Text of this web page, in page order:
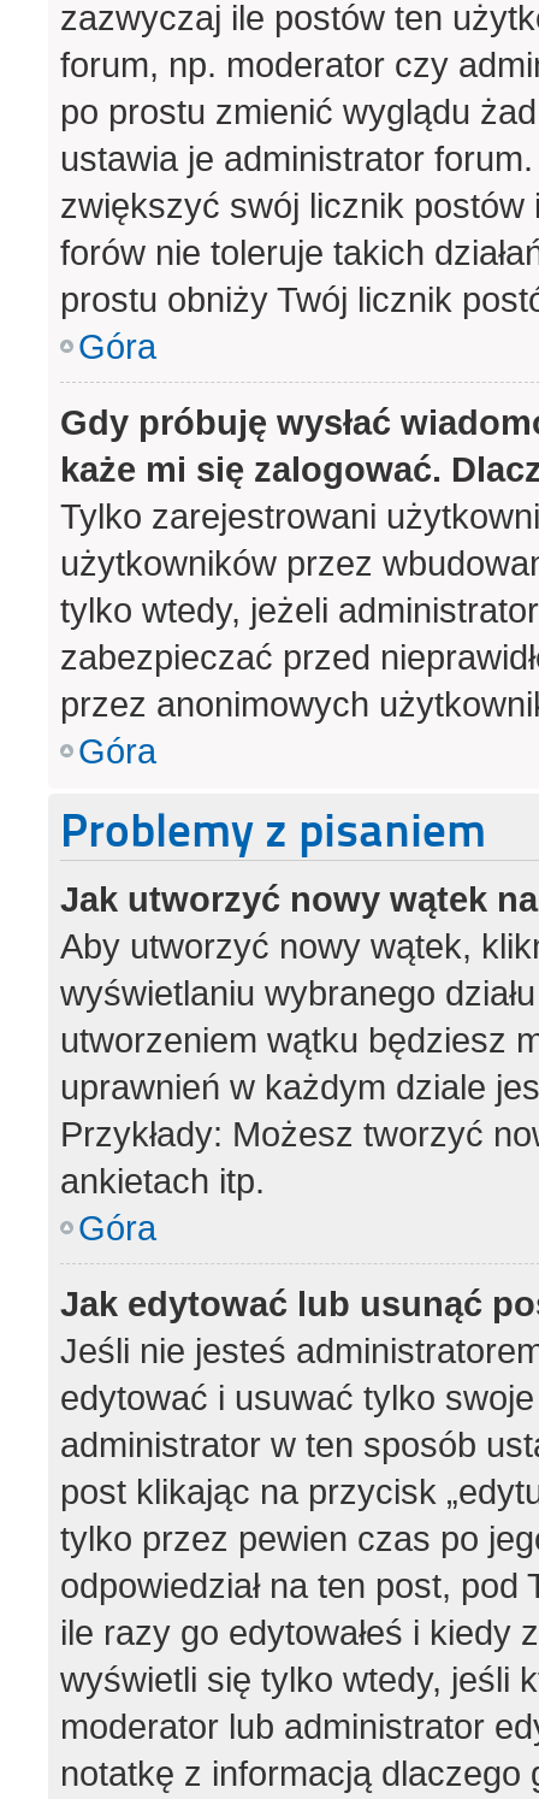
zazwyczaj ile postów ten
forum, np. moderator czy
po prostu zmienić wyglądu
ustawia je administrator
zwiększyć swój licznik
forów nie toleruje takich
prostu obniży Twój licznik
Góra
Gdy próbuję wysłać
każe mi się zalogować.
Tylko zarejestrowani
użytkowników przez
tylko wtedy, jeżeli
zabezpieczać przed
przez anonimowych
Góra
Problemy z pisaniem
Jak utworzyć nowy wątek
Aby utworzyć nowy wątek,
wyświetlaniu wybranego
utworzeniem wątku będziesz
uprawnień w każdym dziale
Przykłady: Możesz tworzyć
ankietach itp.
Góra
Jak edytować lub usunąć
Jeśli nie jesteś
edytować i usuwać tylko
administrator w ten sposób
post klikając na przycisk
tylko przez pewien czas po
odpowiedział na ten post,
ile razy go edytowałeś i kiedy
wyświetli się tylko wtedy, jeśli
moderator lub administrator
notatkę z informacją